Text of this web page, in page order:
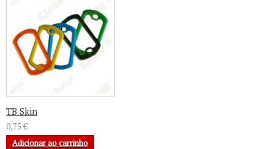
TB Skin
0,75 €
Adicionar ao carrinho